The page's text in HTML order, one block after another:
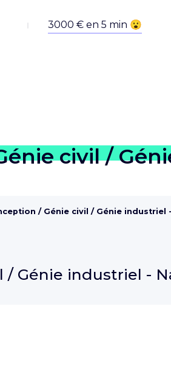
civil /
/ Génie civil / Génie industriel
/ Génie industriel -